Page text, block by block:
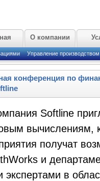
О компании
Управление производством
конференция по
Softline
вычислениям,
получат
и
экспертами в